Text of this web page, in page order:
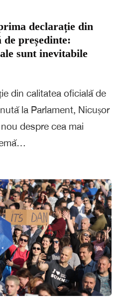
declarație din
președinte:
sunt inevitabile
din calitatea oficială de
la Parlament, Nicușor
despre cea mai